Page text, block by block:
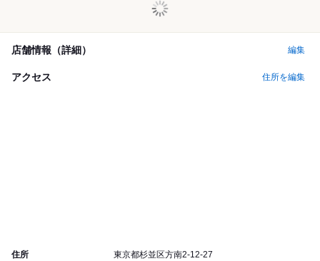
店舗情報（詳細） 編集
アクセス 住所を編集
住所 東京都杉並区方南2-12-27